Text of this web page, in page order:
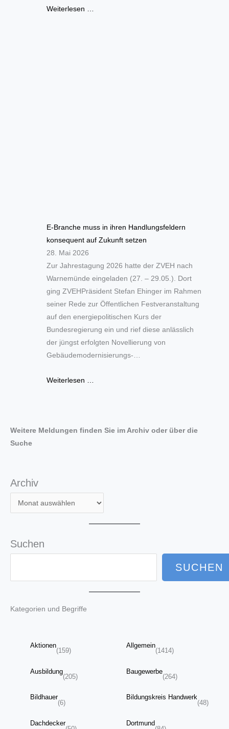
Weiterlesen …
E-Branche muss in ihren Handlungsfeldern
konsequent auf Zukunft setzen
28. Mai 2026
Zur Jahrestagung 2026 hatte der ZVEH nach
Warnemünde eingeladen (27. – 29.05.). Dort
ging ZVEHPräsident Stefan Ehinger im Rahmen
seiner Rede zur Öffentlichen Festveranstaltung
auf den energiepolitischen Kurs der
Bundesregierung ein und rief diese anlässlich
der jüngst erfolgten Novellierung von
Gebäudemodernisierungs-…
Weiterlesen …
Weitere Meldungen finden Sie im Archiv oder über die
Suche
Archiv
Suchen
SUCHEN
Kategorien und Begriffe
Aktionen
(159)
Allgemein
(1414)
Ausbildung
(205)
Baugewerbe
(264)
Bildhauer
(6)
Bildungskreis Handwerk
(48)
Dachdecker Dortmund